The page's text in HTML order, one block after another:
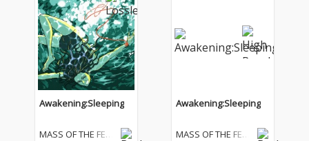
Awakening:Sleeping
MASS OF THE FER
Awakening:Sleeping
MASS OF THE FER